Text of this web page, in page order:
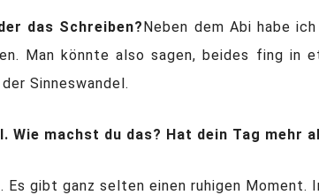
das Schreiben?Neben dem Abi habe
Man könnte also sagen, beides fing in
Sinneswandel.
machst du das? Hat dein Tag mehr
gibt ganz selten einen ruhigen Moment.